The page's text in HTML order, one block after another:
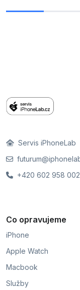
Servis iPhoneLab
+420 602 958 002
Co opravujeme
iPhone
Apple Watch
Macbook
Služby